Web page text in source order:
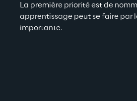
La première priorité est de
apprentissage peut se faire par
importante.